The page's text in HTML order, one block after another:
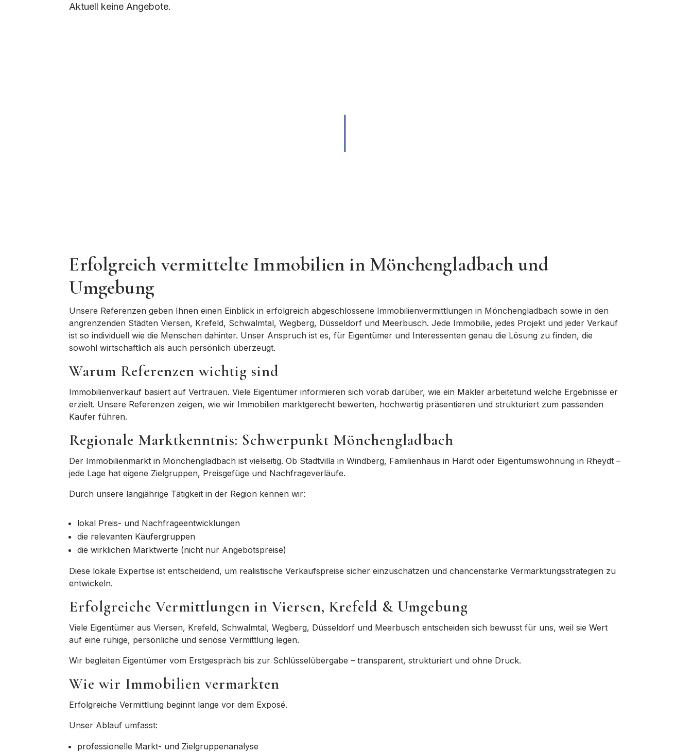
Aktuell keine Angebote.
Erfolgreich vermittelte Immobilien in Mönchengladbach und
Umgebung
Unsere Referenzen geben Ihnen einen Einblick in erfolgreich abgeschlossene Immobilienvermittlungen in Mönchengladbach sowie in den
angrenzenden StädtenViersen, Krefeld, Schwalmtal, Wegberg, Düsseldorf und Meerbusch. Jede Immobilie, jedes Projekt und jeder Verkauf
ist so individuell wie die Menschen dahinter. Unser Anspruch ist es, für Eigentümer und Interessentengenau die Lösung zu finden, die
sowohl wirtschaftlich als auch persönlich überzeugt.
Warum Referenzen wichtig sind
Immobilienverkauf basiert aufVertrauen. Viele Eigentümer informieren sich vorab darüber,wie ein Makler arbeitetundwelche Ergebnisse er
erzielt. Unsere Referenzen zeigen, wie wir Immobilien marktgerecht bewerten, hochwertig präsentieren und strukturiert zum passenden
Käufer führen.
Regionale Marktkenntnis: Schwerpunkt Mönchengladbach
Der Immobilienmarkt in Mönchengladbach ist vielseitig. Ob Stadtvilla in Windberg, Familienhaus in Hardt oder Eigentumswohnung in Rheydt –
jede Lage hat eigene Zielgruppen, Preisgefüge und Nachfrageverläufe.
Durch unsere langjährige Tätigkeit in der Region kennen wir:
lokal Preis- und Nachfrageentwicklungen
die relevanten Käufergruppen
diewirklichen Marktwerte (nicht nur Angebotspreise)
Diese lokale Expertise ist entscheidend, um realistische Verkaufspreise sicher einzuschätzen undchancenstarke Vermarktungsstrategien zu
entwickeln.
Erfolgreiche Vermittlungen in Viersen, Krefeld & Umgebung
Viele Eigentümer ausViersen, Krefeld, Schwalmtal, Wegberg, Düsseldorf und Meerbusch entscheiden sich bewusst für uns, weil sie Wert
auf eine ruhige, persönliche und seriöse Vermittlung legen.
Wir begleiten Eigentümervom Erstgespräch bis zur Schlüsselübergabe – transparent, strukturiert und ohne Druck.
Wie wir Immobilien vermarkten
Erfolgreiche Vermittlung beginnt lange vor dem Exposé.
Unser Ablauf umfasst:
professionelle Markt- und Zielgruppenanalyse